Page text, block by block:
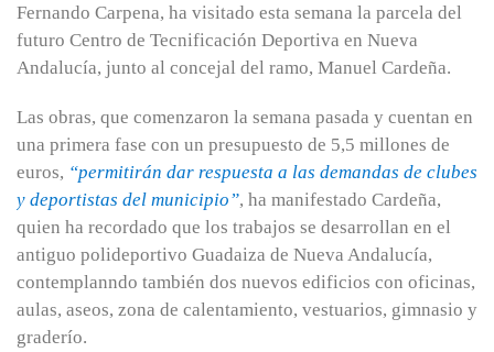
Fernando Carpena, ha visitado esta semana la parcela del
futuro Centro de Tecnificación Deportiva en Nueva
Andalucía, junto al concejal del ramo, Manuel Cardeña.
Las obras, que comenzaron la semana pasada y cuentan en
una primera fase con un presupuesto de 5,5 millones de
euros, “permitirán dar respuesta a las demandas de clubes
y deportistas del municipio”, ha manifestado Cardeña,
quien ha recordado que los trabajos se desarrollan en el
antiguo polideportivo Guadaiza de Nueva Andalucía,
contemplanndo también dos nuevos edificios con oficinas,
aulas, aseos, zona de calentamiento, vestuarios, gimnasio y
graderío.